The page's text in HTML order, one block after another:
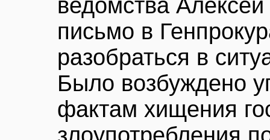
ведомства
письмо в
разобраться в
Было возбуждено
фактам хищения